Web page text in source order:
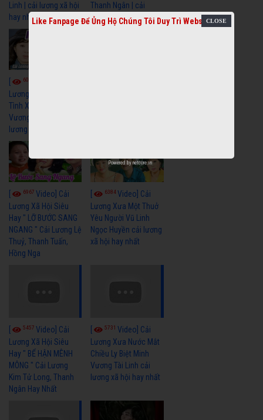
Linh | cải lương xã hội
hay nhất
Thanh Ngân | cải
lương xã hội hay nhất
6051
Lương Xưa : Nghĩa Cũ
Tình Xưa - Minh
Vương Thoại Mỹ | cải
lương xã hội hay nhất
6967 Video] Cải
Lương Xã Hội Siêu
Hay " LỠ BƯỚC SANG
NGANG " Cải Lương Lệ
Thuỷ, Thanh Tuấn,
Hồng Nga
6384Video] Cải
Lương Xưa Một Thuở
Yêu Người Vũ Linh
Ngọc Huyền cải lương
xã hội hay nhất
5457 Video] Cải
Lương Xã Hội Siêu
Hay " BỂ HẬN MÊNH
MÔNG " Cải Lương
Kim Tử Long, Thanh
Ngân Hay Nhất
5731Video] Cải
Lương Xưa Nước Mắt
Chiều Ly Biệt Minh
Vương Tài Linh cải
lương xã hội hay nhất
Like Fanpage Để Ủng Hộ Chúng Tôi Duy Trì Website
Powered bynetcore.vn